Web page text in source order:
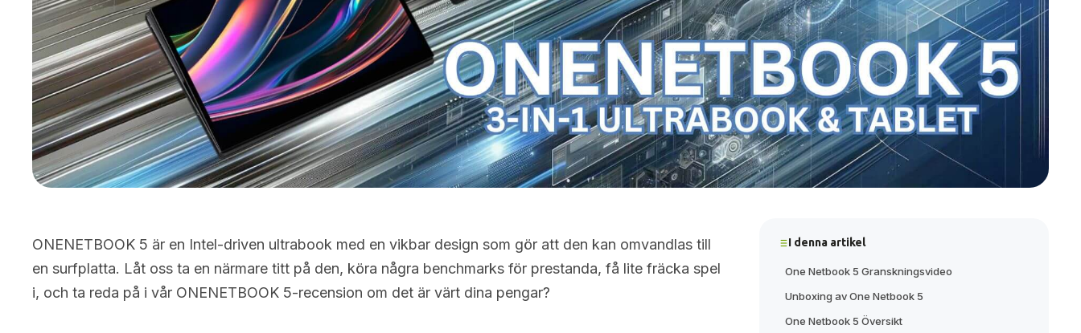
ONENETBOOK 5 är en Intel-driven ultrabook med en vikbar design som gör att den kan omvandlas till
en surfplatta. Låt oss ta en närmare titt på den, köra några benchmarks för prestanda, få lite fräcka spel
i, och ta reda på i vår ONENETBOOK 5-recension om det är värt dina pengar?
I denna artikel
One Netbook 5 Granskningsvideo
Unboxing av One Netbook 5
One Netbook 5 Översikt